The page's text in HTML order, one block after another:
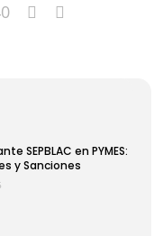
SEPBLAC en PYMES:
y Sanciones